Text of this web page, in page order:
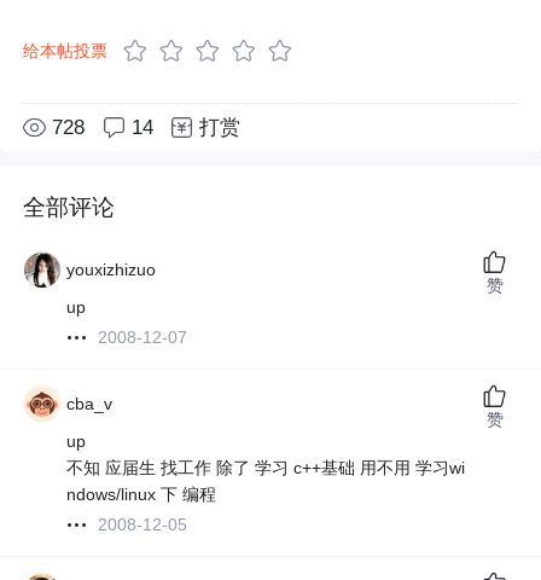
给本帖投票
728 14 打赏
全部评论
youxizhizuo
up
2008-12-07
赞
cba_v
up
不知 应届生 找工作 除了 学习 c++基础 用不用 学习wi
ndows/linux 下 编程
2008-12-05
赞